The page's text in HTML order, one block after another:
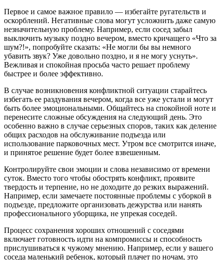
Первое и самое важное правило — избегайте ругательств и
оскорблений. Негативные слова могут усложнить даже самую
незначительную проблему. Например, если сосед забыл
выключить музыку поздно вечером, вместо кричащего «Что за
шум?!», попробуйте сказать: «Не могли бы вы немного
убавить звук? Уже довольно поздно, и я не могу уснуть».
Вежливая и спокойная просьба часто решает проблему
быстрее и более эффективно.
В случае возникновения конфликтной ситуации старайтесь
избегать ее раздувания вечером, когда все уже устали и могут
быть более эмоциональными. Общайтесь на спокойной ноте и
перенесите сложные обсуждения на следующий день. Это
особенно важно в случае серьезных споров, таких как деление
общих расходов на обслуживание подъезда или
использование парковочных мест. Утром все смотрится иначе,
и принятое решение будет более взвешенным.
Контролируйте свои эмоции и слова независимо от времени
суток. Вместо того чтобы обострять конфликт, проявите
твердость и терпение, но не доходите до резких выражений.
Например, если замечаете постоянные проблемы с уборкой в
подъезде, предложите организовать дежурства или нанять
профессионального уборщика, не упрекая соседей.
Процесс сохранения хороших отношений с соседями
включает готовность идти на компромиссы и способность
прислушиваться к чужому мнению. Например, если у вашего
соседа маленький ребенок, который плачет по ночам, это